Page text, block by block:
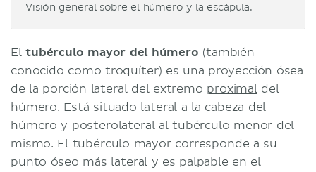
Visión general sobre el húmero y la escápula.
Eltubérculo mayor del húmero (también
conocido como troquíter) es una proyección ósea
de la porción lateral del extremo proximaldel
húmero. Está situado lateral a la cabeza del
húmero y posterolateral al tubérculo menor del
mismo. El tubérculo mayor corresponde a su
punto óseo más lateral y es palpable en el